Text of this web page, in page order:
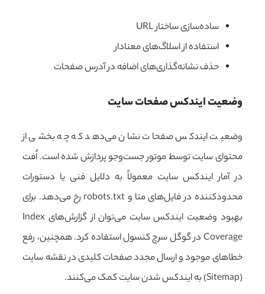
ساده‌سازی ساختار URL
استفاده از اسلاگ‌های معنادار
حذف نشانه‌گذاری‌های اضافه در آدرس صفحات
وضعیت ایندکس صفحات سایت
وضعیت ایندکس صفحات نشان می‌دهد که چه بخشی از
محتوای سایت توسط موتور جست‌وجو پردازش شده است. اُفت
در آمار ایندکس سایت معمولاً به دلایل فنی یا دستورات
محدودکننده در فایل‌های متا و robots.txt رخ می‌دهد.
برای
بهبود وضعیت ایندکس سایت می‌توان از گزارش‌های Index
Coverage در گوگل سرچ کنسول استفاده کرد. همچنین، رفع
خطاهای موجود و ارسال مجدد صفحات کلیدی در نقشه سایت
(Sitemap) به ایندکس شدن سایت کمک می‌کنند.